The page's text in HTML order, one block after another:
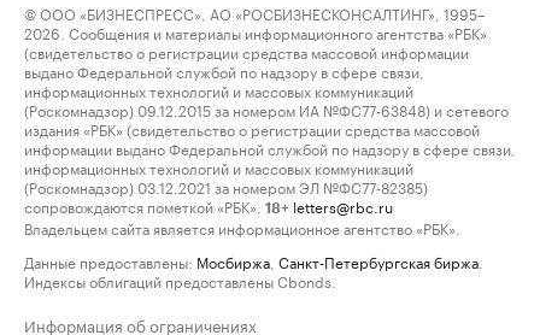
© ООО «БИЗНЕСПРЕСС», АО «РОСБИЗНЕСКОНСАЛТИНГ», 1995–
2026. Сообщения и материалы информационного агентства «РБК»
(свидетельство о регистрации средства массовой информации
выдано Федеральной службой по надзору в сфере связи,
информационных технологий и массовых коммуникаций
(Роскомнадзор) 09.12.2015 за номером ИА №ФС77-63848) и сетевого
издания «РБК» (свидетельство о регистрации средства массовой
информации выдано Федеральной службой по надзору в сфере связи,
информационных технологий и массовых коммуникаций
(Роскомнадзор) 03.12.2021 за номером ЭЛ №ФС77-82385)
сопровождаются пометкой «РБК».
18+ letters@rbc.ru
Владельцем сайта является информационное агентство «РБК».
Данные предоставлены: Мосбиржа Санкт-Петербургская биржа
Индексы облигаций предоставлены Cbonds.
Информация об ограничениях